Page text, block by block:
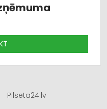
Pilseta24.lv